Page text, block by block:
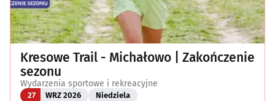
Kresowe Trail - Michałowo | Zakończenie
sezonu
Wydarzenia sportowe i rekreacyjne
27 WRZ 2026 Niedziela